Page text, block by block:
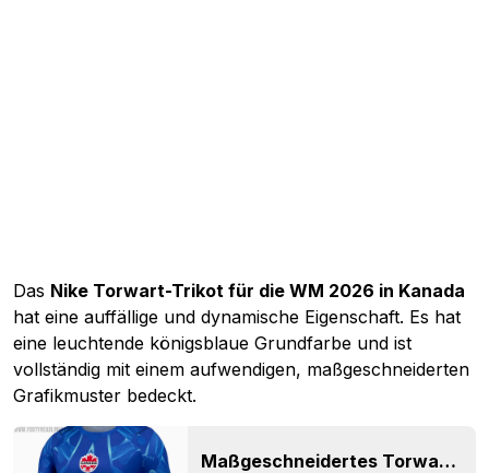
Das Nike Torwart-Trikot für die WM 2026 in Kanada
hat eine auffällige und dynamische Eigenschaft. Es hat
eine leuchtende königsblaue Grundfarbe und ist
vollständig mit einem aufwendigen, maßgeschneiderten
Grafikmuster bedeckt.
Maßgeschneidertes Torwart-Trikot für die WM 2026 in Kanada vorgestellt